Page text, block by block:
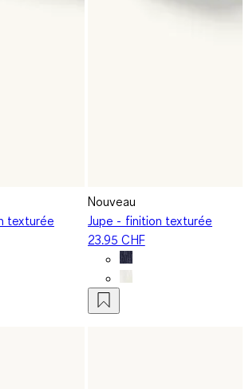
texturée
Nouveau
Jupe - finition texturée
23.95 CHF